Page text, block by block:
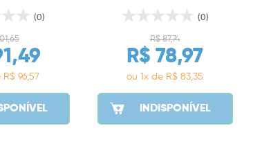
(0)
96,57
(0)
R$ 87,74
R$ 78,97
ou 1x de R$ 83,35
INDISPONÍVEL